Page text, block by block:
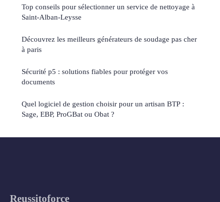
Top conseils pour sélectionner un service de nettoyage à
Saint-Alban-Leysse
Découvrez les meilleurs générateurs de soudage pas cher
à paris
Sécurité p5 : solutions fiables pour protéger vos
documents
Quel logiciel de gestion choisir pour un artisan BTP :
Sage, EBP, ProGBat ou Obat ?
Reussitoforce